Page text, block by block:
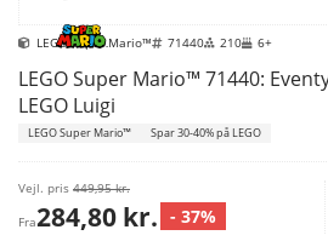
LEGO Super Mario™ 71440 210 6+
LEGO Super Mario™ 71440:
LEGO Luigi
LEGO Super Mario™ Spar 30-40% på LEGO
Vejl. pris 449,95 kr.
Fra284,80 kr. - 37%